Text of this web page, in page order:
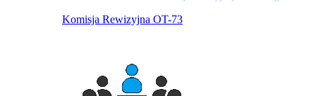
Komisja Rewizyjna OT-73